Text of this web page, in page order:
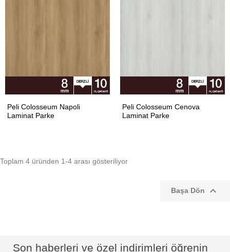
Peli Colosseum Napoli
Laminat Parke
Peli Colosseum Cenova
Laminat Parke
Toplam 4 üründen 1-4 arası gösteriliyor
Başa Dön 
Son haberleri ve özel indirimleri öğrenin